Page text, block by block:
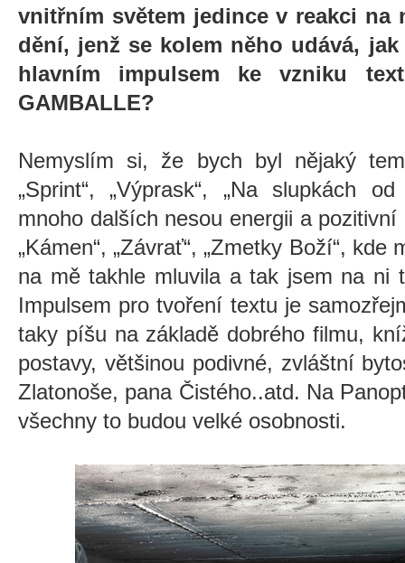
vnitřním světem jedince v reakci na
dění, jenž se kolem něho udává,
hlavním impulsem ke vzniku
GAMBALLE?
Nemyslím si, že bych byl nějaký
„Sprint“, „Výprask“, „Na slupkách
mnoho dalších nesou energii a
„Kámen“, „Závrať“, „Zmetky Boží“,
na mě takhle mluvila a tak jsem na ni
Impulsem pro tvoření textu je
taky píšu na základě dobrého filmu,
postavy, většinou podivné, zvláštní
Zlatonoše, pana Čistého..atd. Na
všechny to budou velké osobnosti.